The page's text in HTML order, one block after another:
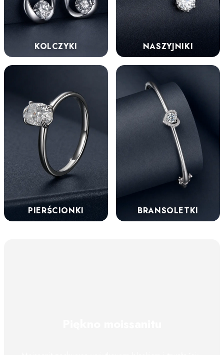
KOLCZYKI NASZYJNIKI
PIERŚCIONKI BRANSOLETKI